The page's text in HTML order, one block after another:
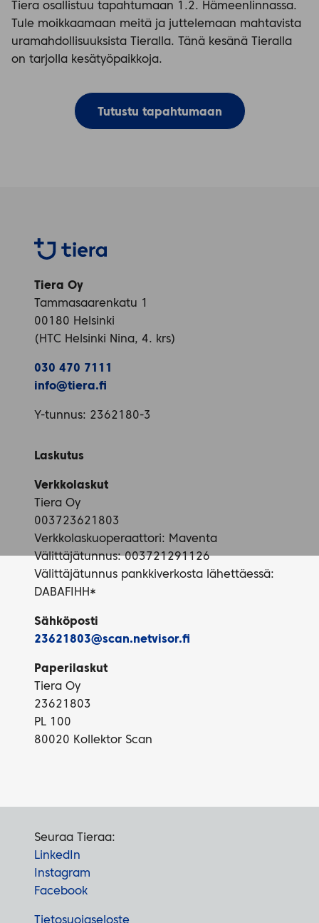
Tiera osallistuu tapahtumaan 1.2. Hämeenlinnassa.
Tule moikkaamaan meitä ja juttelemaan mahtavista
uramahdollisuuksista Tieralla. Tänä kesänä Tieralla
on tarjolla kesätyöpaikkoja.
Tutustu tapahtumaan
Tiera
Tiera Oy
Tammasaarenkatu 1
00180 Helsinki
(HTC Helsinki Nina, 4. krs)
030 470 7111
info@tiera.fi
Y-tunnus: 2362180-3
Laskutus
Verkkolaskut
Tiera Oy
003723621803
Verkkolaskuoperaattori: Maventa
Välittäjätunnus: 003721291126
Välittäjätunnus pankkiverkosta lähettäessä:
DABAFIHH*
Sähköposti
23621803@scan.netvisor.fi
Paperilaskut
Tiera Oy
23621803
PL 100
80020 Kollektor Scan
Seuraa Tieraa:
LinkedIn
Instagram
Facebook